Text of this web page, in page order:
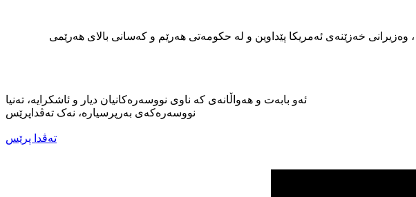
خەزێنەی ئەمریکا پێداوین و لە حکومەتی هەرێم و کەسانی بالای هەرێمی
ئەو بابەت و هەواڵانەی کە ناوی نووسەرەکانیان دیار و ئاشکرایە، تەنیا
نووسەرەکەی بەرپرسیارە، نەک تەڤداپرێس
تەڤدا پرێس